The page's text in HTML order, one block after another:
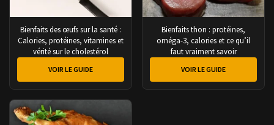
Bienfaits des œufs sur la santé :
Calories, protéines, vitamines et
vérité sur le cholestérol
VOIR LE GUIDE
Bienfaits thon : protéines,
oméga-3, calories et ce qu’il
faut vraiment savoir
VOIR LE GUIDE